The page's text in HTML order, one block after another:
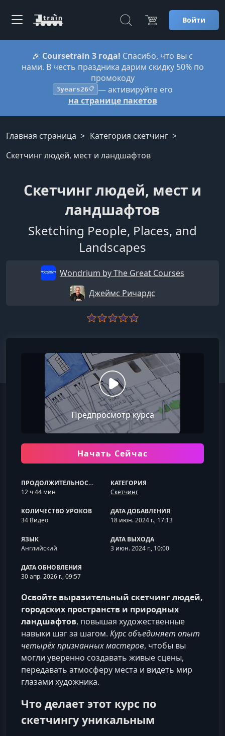
Войти
🎉 Coursetrain 3 года! Спасибо, что вы с
нами. В честь праздника дарим скидку 50% по
промокоду
3years26📋 — активируйте его
на странице пакетов
Главная страница
Категория скетчинг
Скетчинг людей, мест и ландшафтов
Скетчинг людей, мест и
ландшафтов
Sketching People, Places, and
Landscapes
Wondrium by The Great Courses
Джеймс Ричардс
Предпросмотр курса
Начать Сейчас
ПРОДОЛЖИТЕЛЬНОСТЬ
12 ч 44 мин
КАТЕГОРИЯ
Скетчинг
КОЛИЧЕСТВО УРОКОВ
34 Видео
ДАТА ДОБАВЛЕНИЯ
18 июн. 2024 г., 17:13
ЯЗЫК
Английский
ДАТА ВЫХОДА
3 июн. 2024 г., 10:00
ДАТА ОБНОВЛЕНИЯ
30 апр. 2026 г., 09:57
Освойте выразительный скетчинг людей,
городских пространств и природных
ландшафтов, повышая художественные
навыки шаг за шагом. Курс объединяет опыт
четырёх признанных мастеров, чтобы вы
могли уверенно создавать живые сцены,
передавать атмосферу места и видеть мир
глазами художника.
Что делает этот курс по
скетчингу уникальным